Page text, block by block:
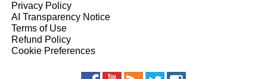
Privacy Policy
AI Transparency Notice
Terms of Use
Refund Policy
Cookie Preferences